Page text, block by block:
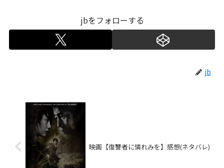
jbをフォローする
jb
映画【復讐者に憐れみを】感想(ネタバレ)